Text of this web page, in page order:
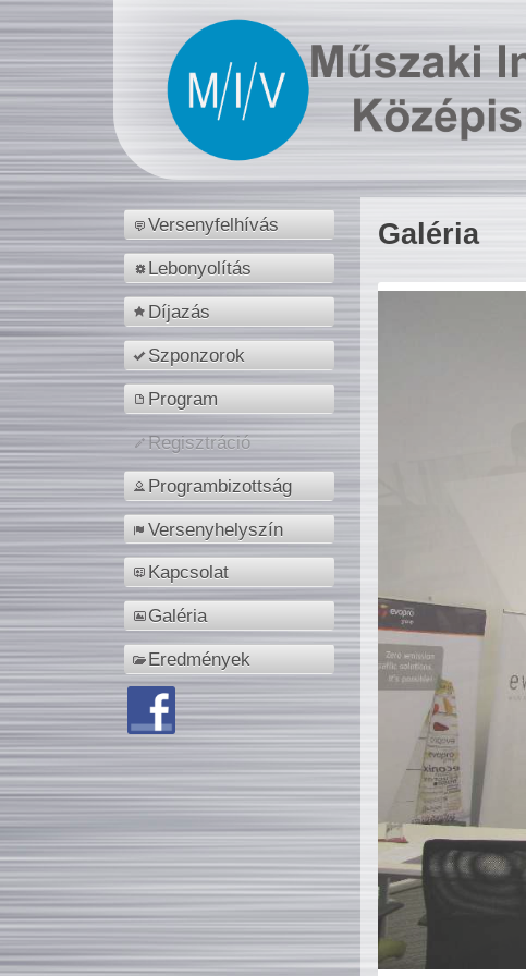
Versenyfelhívás
Lebonyolítás
Díjazás
Szponzorok
Program
Regisztráció
Programbizottság
Versenyhelyszín
Kapcsolat
Galéria
Eredmények
Galéria